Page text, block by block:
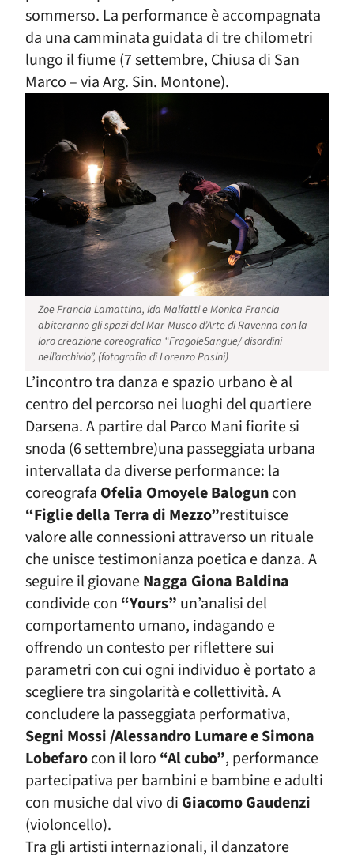
sommerso. La performance è accompagnata
da una camminata guidata di tre chilometri
lungo il fiume (7 settembre, Chiusa di San
Marco – via Arg. Sin. Montone).
Zoe Francia Lamattina, Ida Malfatti e Monica Francia
abiteranno gli spazi del Mar-Museo d’Arte di Ravenna con la
loro creazione coreografica “FragoleSangue/ disordini
nell’archivio”, (fotografia di Lorenzo Pasini)
L’incontro tra danza e spazio urbano è al
centro del percorso nei luoghi del quartiere
Darsena. A partire dal Parco Mani fiorite si
snoda (6 settembre)una passeggiata urbana
intervallata da diverse performance: la
coreografa Ofelia Omoyele Baloguncon
“Figlie della Terra di Mezzo”restituisce
valore alle connessioni attraverso un rituale
che unisce testimonianza poetica e danza. A
seguire il giovaneNagga Giona Baldina
condivide con “Yours” un’analisi del
comportamento umano, indagando e
offrendo un contesto per riflettere sui
parametri con cui ogni individuo è portato a
scegliere tra singolarità e collettività. A
concludere la passeggiata performativa,
Segni Mossi /Alessandro Lumare e Simona
Lobefarocon il loro “Al cubo”, performance
partecipativa per bambini e bambine e adulti
con musiche dal vivo di Giacomo Gaudenzi
(violoncello).
Tra gli artisti internazionali, il danzatore